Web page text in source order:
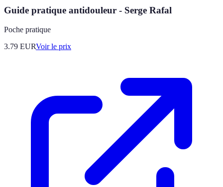
Guide pratique antidouleur - Serge Rafal
Poche pratique
3.79 EURVoir le prix